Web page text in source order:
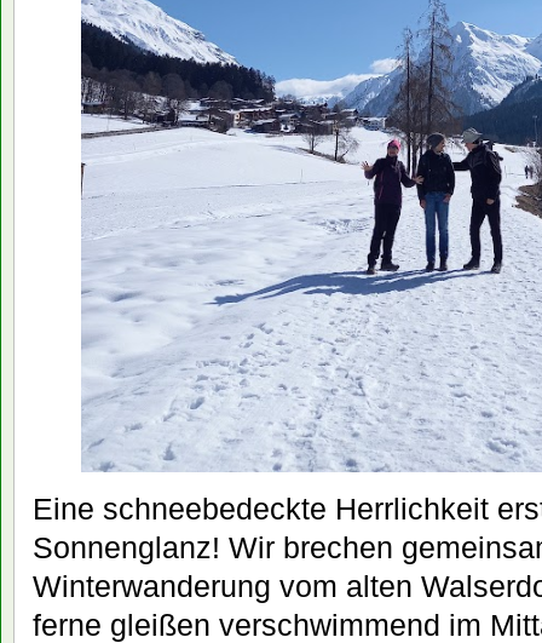
Eine schneebedeckte Herrlichkeit
Sonnenglanz! Wir brechen
Winterwanderung vom alten
ferne gleißen verschwimmend im